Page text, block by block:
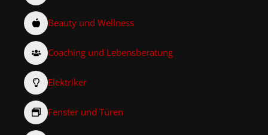
Beauty und Wellness
Coaching und Lebensberatung
Elektriker
Fenster und Türen